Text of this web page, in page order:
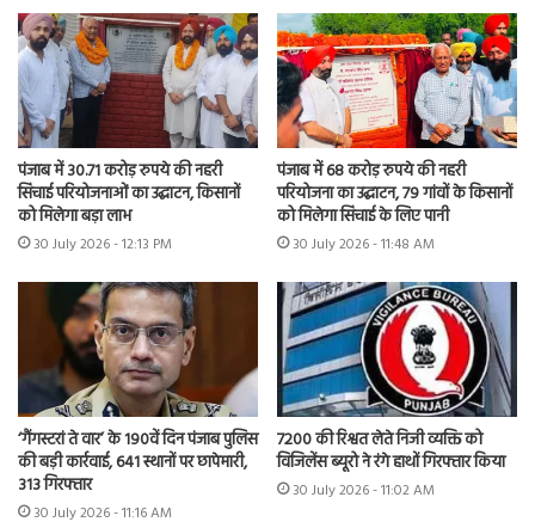
पंजाब में 30.71 करोड़ रुपये की नहरी
सिंचाई परियोजनाओं का उद्घाटन, किसानों
को मिलेगा बड़ा लाभ
30 July 2026 - 12:13 PM
पंजाब में 68 करोड़ रुपये की नहरी
परियोजना का उद्घाटन, 79 गांवों के किसानों
को मिलेगा सिंचाई के लिए पानी
30 July 2026 - 11:48 AM
‘गैंगस्टरां ते वार’ के 190वें दिन पंजाब पुलिस
की बड़ी कार्रवाई, 641 स्थानों पर छापेमारी,
313 गिरफ्तार
30 July 2026 - 11:16 AM
7200 की रिश्वत लेते निजी व्यक्ति को
विजिलेंस ब्यूरो ने रंगे हाथों गिरफ्तार किया
30 July 2026 - 11:02 AM